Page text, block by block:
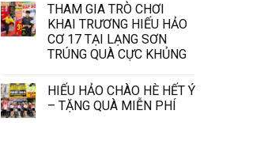
THAM GIA TRÒ CHƠI
KHAI TRƯƠNG HIẾU HẢO
CƠ 17 TẠI LẠNG SƠN
TRÚNG QUÀ CỰC KHỦNG
HIẾU HẢO CHÀO HÈ HẾT Ý
– TẶNG QUÀ MIỄN PHÍ